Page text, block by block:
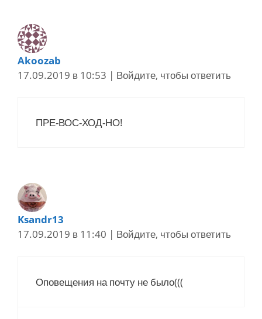
Akoozab
17.09.2019 в 10:53 | Войдите, чтобы ответить
ПРЕ-ВОС-ХОД-НО!
Ksandr13
17.09.2019 в 11:40 | Войдите, чтобы ответить
Оповещения на почту не было(((